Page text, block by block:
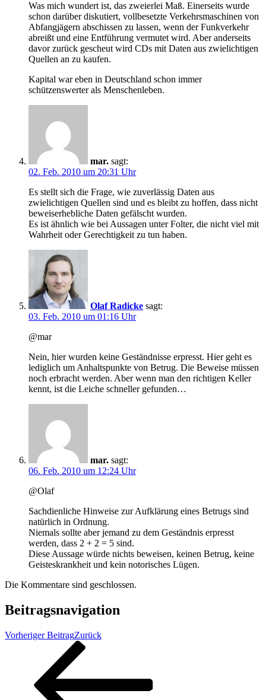
Was mich wundert ist, das zweierlei Maß. Einerseits wurde
schon darüber diskutiert, vollbesetzte Verkehrsmaschinen von
Abfangjägern abschissen zu lassen, wenn der Funkverkehr
abreißt und eine Entführung vermutet wird. Aber anderseits
davor zurück gescheut wird CDs mit Daten aus zwielichtigen
Quellen an zu kaufen.
Kapital war eben in Deutschland schon immer
schützenswerter als Menschenleben.
mar. sagt:
02. Feb. 2010 um 20:31 Uhr
Es stellt sich die Frage, wie zuverlässig Daten aus
zwielichtigen Quellen sind und es bleibt zu hoffen, dass nicht
beweiserhebliche Daten gefälscht wurden.
Es ist ähnlich wie bei Aussagen unter Folter, die nicht viel mit
Wahrheit oder Gerechtigkeit zu tun haben.
Olaf Radicke sagt:
03. Feb. 2010 um 01:16 Uhr
@mar
Nein, hier wurden keine Geständnisse erpresst. Hier geht es
lediglich um Anhaltspunkte von Betrug. Die Beweise müssen
noch erbracht werden. Aber wenn man den richtigen Keller
kennt, ist die Leiche schneller gefunden…
mar. sagt:
06. Feb. 2010 um 12:24 Uhr
@Olaf
Sachdienliche Hinweise zur Aufklärung eines Betrugs sind
natürlich in Ordnung.
Niemals sollte aber jemand zu dem Geständnis erpresst
werden, dass 2 + 2 = 5 sind.
Diese Aussage würde nichts beweisen, keinen Betrug, keine
Geisteskrankheit und kein notorisches Lügen.
Die Kommentare sind geschlossen.
Beitragsnavigation
Vorheriger BeitragZurück